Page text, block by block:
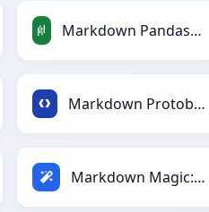
Markdown PandasDataFrame:ksi
Markdown Protobuf:ksi
Markdown Magic:ksi